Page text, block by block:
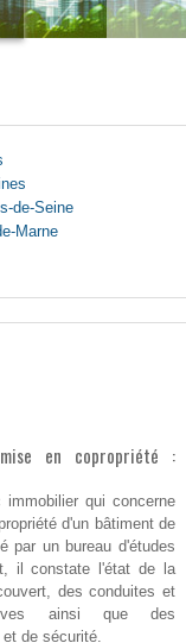
de-Seine
Marne
en copropriété :
immobilier qui concerne
d'un bâtiment de
par un bureau d'études
il constate l'état de la
des conduites et
ainsi que des
de sécurité.